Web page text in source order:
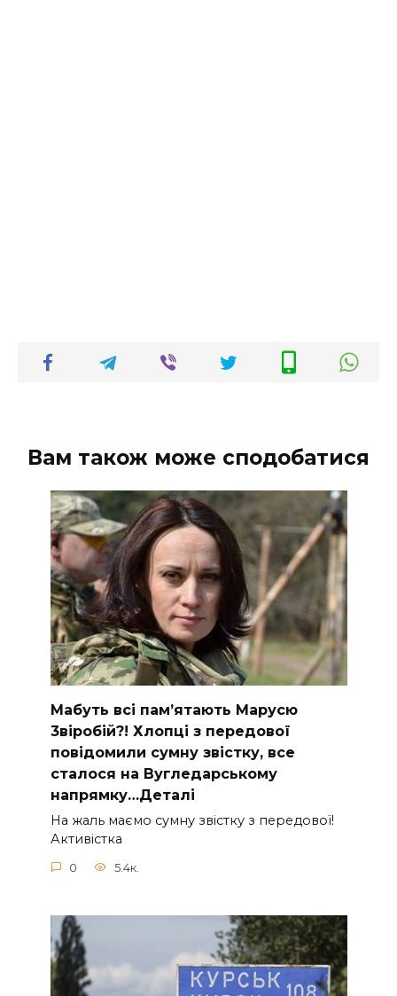
Вам також може сподобатися
Мабуть всі пам’ятають Марусю
3віробій?! Хлопці з передової
повідомили сумну звістку, все
сталося на Вугледарському
напрямку…Деталі
На жаль маємо сумну звістку з пеpедової!
Активістка
0 5.4к.